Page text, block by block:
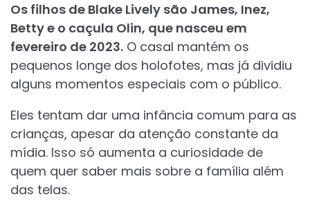
Os filhos de Blake Lively são James, Inez,
Betty e o caçula Olin, que nasceu em
fevereiro de 2023. O casal mantém os
pequenos longe dos holofotes, mas já dividiu
alguns momentos especiais com o público.
Eles tentam dar uma infância comum para as
crianças, apesar da atenção constante da
mídia. Isso só aumenta a curiosidade de
quem quer saber mais sobre a família além
das telas.